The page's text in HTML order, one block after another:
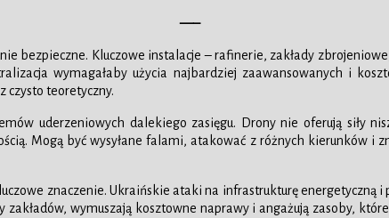
—–
bezpieczne. Kluczowe instalacje – rafinerie, zakłady
wymagałaby użycia najbardziej zaawansowanych i
czysto teoretyczny.
uderzeniowych dalekiego zasięgu. Drony nie oferują siły
Mogą być wysyłane falami, atakować z różnych kierunków i
znaczenie. Ukraińskie ataki na infrastrukturę energetyczną
wymuszają kosztowne naprawy i angażują zasoby,